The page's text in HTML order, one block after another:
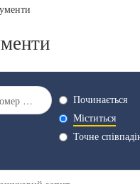
Починається
Міститься
Точне